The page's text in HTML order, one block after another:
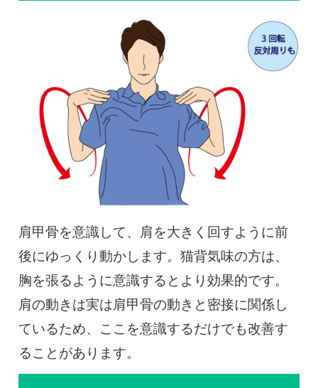
肩甲骨を意識して、肩を大きく回すように前
後にゆっくり動かします。猫背気味の方は、
胸を張るように意識するとより効果的です。
肩の動きは実は肩甲骨の動きと密接に関係し
ているため、ここを意識するだけでも改善す
ることがあります。